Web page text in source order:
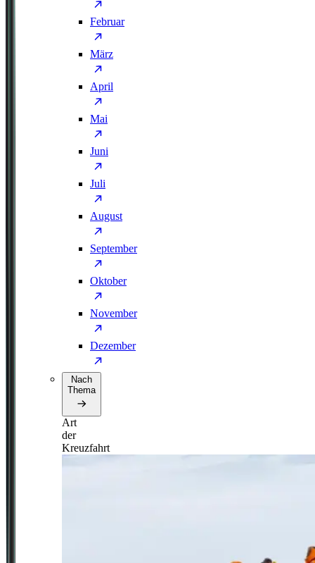
Februar
März
April
Mai
Juni
Juli
August
September
Oktober
November
Dezember
Nach
Thema
Art
der
Kreuzfahrt